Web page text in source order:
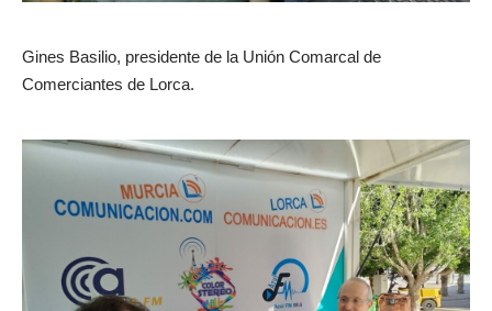
Gines Basilio, presidente de la Unión Comarcal de
Comerciantes de Lorca.